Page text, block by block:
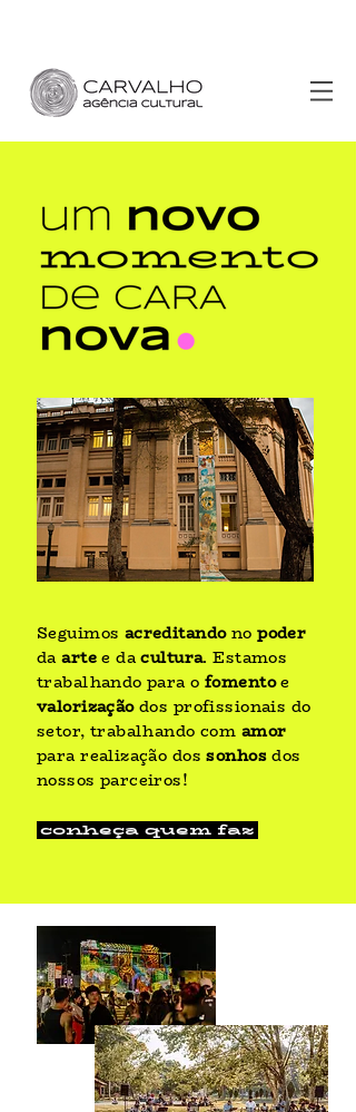
Seguimos acreditandonopoder
daartee dacultura. Estamos
trabalhando para o fomentoe
valorizaçãodos profissionais do
setor, trabalhando com amor
para realização dossonhosdos
nossos parceiros!
conheça quem faz